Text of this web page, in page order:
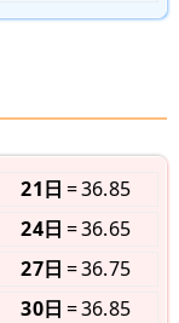
21日
36.85
24日
36.65
27日
36.75
30日
36.85